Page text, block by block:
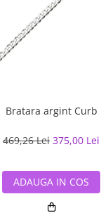
Bratara argint Curb
469,26 Lei 375,00 Lei
ADAUGA IN COS